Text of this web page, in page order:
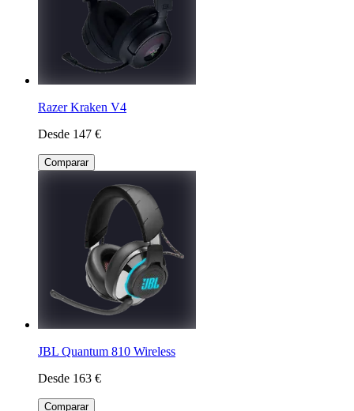
Razer Kraken V4
Desde 147 €
Comparar
JBL Quantum 810 Wireless
Desde 163 €
Comparar